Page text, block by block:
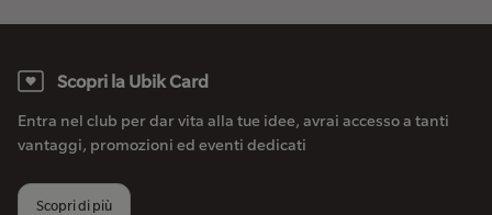
Scopri la Ubik Card
Entra nel club per dar vita alla tue idee, avrai accesso a tanti
vantaggi, promozioni ed eventi dedicati
Scopri di più